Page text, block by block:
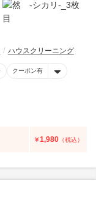
ハウスクリーニング
クーポン有
￥1,980 （税込）